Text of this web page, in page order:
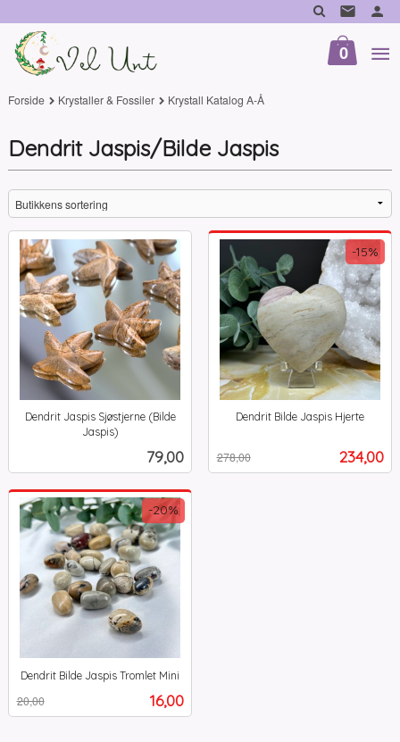
til
innholdet
0
Forside Krystaller & Fossiler Krystall Katalog A-Å
Dendrit Jaspis/Bilde Jaspis
Dendrit Jaspis Sjøstjerne (Bilde
Jaspis)
Pris
79,00
Dendrit Bilde Jaspis Hjerte
Tilbud
234,00
278,00
-15%
Dendrit Bilde Jaspis Tromlet Mini
Tilbud
16,00
20,00
-20%
mva.